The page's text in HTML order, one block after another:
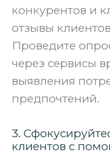
конкурентов и
отзывы
Проведите
через сервисы
выявления
предпочтений.
3.
клиентов с